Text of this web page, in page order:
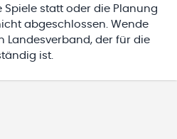
Spiele statt oder die Planung
abgeschlossen. Wende
Landesverband, der für die
ist.